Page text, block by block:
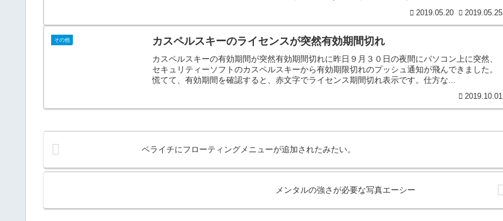
2019.05.20 2019.05.25
その他 カスペルスキーのライセンスが突然有効期間切れ
カスペルスキーの有効期間が突然有効期間切れに昨日９月３０日の夜間にパソコン上に突然、
セキュリティーソフトのカスペルスキーから有効期限切れのプッシュ通知が飛んできました。
慌てて、有効期間を確認すると、赤文字でライセンス期間切れ表示です。仕方な...
2019.10.01
ペライチにフローティングメニューが追加されたみたい。
メンタルの強さが必要な写真エーシー